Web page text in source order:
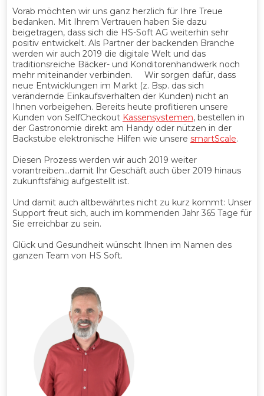
Vorab möchten wir uns ganz herzlich für Ihre Treue
bedanken. Mit Ihrem Vertrauen haben Sie dazu
beigetragen, dass sich die HS-Soft AG weiterhin sehr
positiv entwickelt. Als Partner der backenden Branche
werden wir auch 2019 die digitale Welt und das
traditionsreiche Bäcker- und Konditorenhandwerk noch
mehr miteinander verbinden. Wir sorgen dafür, dass
neue Entwicklungen im Markt (z. Bsp. das sich
verändernde Einkaufsverhalten der Kunden) nicht an
Ihnen vorbeigehen. Bereits heute profitieren unsere
Kunden von SelfCheckout Kassensystemen, bestellen in
der Gastronomie direkt am Handy oder nützen in der
Backstube elektronische Hilfen wie unsere smartScale.
Diesen Prozess werden wir auch 2019 weiter
vorantreiben…damit Ihr Geschäft auch über 2019 hinaus
zukunftsfähig aufgestellt ist.
Und damit auch altbewährtes nicht zu kurz kommt: Unser
Support freut sich, auch im kommenden Jahr 365 Tage für
Sie erreichbar zu sein.
Glück und Gesundheit wünscht Ihnen im Namen des
ganzen Team von HS Soft.